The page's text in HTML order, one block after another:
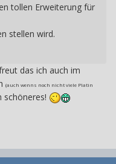
tollen Erweiterung für
stellen wird.
das ich auch im
(auch wenns noch nicht viele Platin